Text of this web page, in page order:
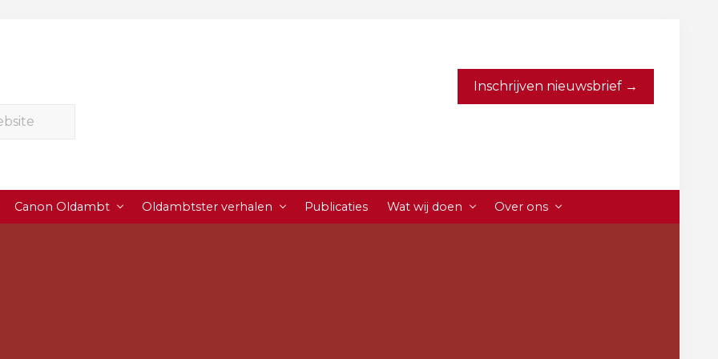
Inschrijven nieuwsbrief →
Canon Oldambt Oldambtster verhalen Publicaties Wat wij doen Over ons